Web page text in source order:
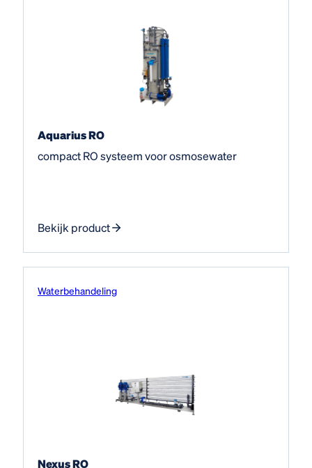
Aquarius RO
compact RO systeem voor osmosewater
Bekijk product
Water­behandeling
Nexus RO